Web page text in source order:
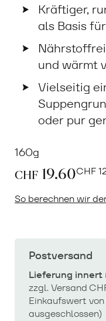
Kräftiger,
als Basis
und wärmt
Vielseitig
oder pur
160g
CHF 19.60CHF
So berechnen wir
Postversand
Lieferung innert
zzgl. Versand
Einkaufswert
ausgeschlossen)